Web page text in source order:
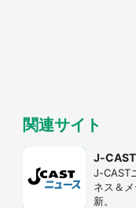
県・30代女
関連サイト
J-
J-CAST
ネス＆
新。